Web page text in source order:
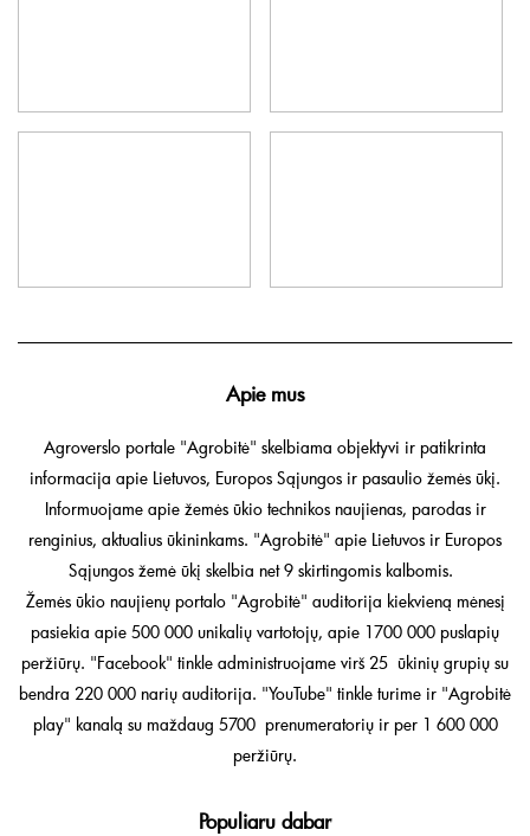
Apie mus
Agroverslo portale "Agrobitė" skelbiama objektyvi ir patikrinta
informacija apie Lietuvos, Europos Sąjungos ir pasaulio žemės ūkį.
Informuojame apie žemės ūkio technikos naujienas, parodas ir
renginius, aktualius ūkininkams. "Agrobitė" apie Lietuvos ir Europos
Sąjungos žemė ūkį skelbia net 9 skirtingomis kalbomis.
Žemės ūkio naujienų portalo "Agrobitė" auditorija kiekvieną mėnesį
pasiekia apie 500 000 unikalių vartotojų, apie 1700 000 puslapių
peržiūrų. "Facebook" tinkle administruojame virš 25 ūkinių grupių su
bendra 220 000 narių auditorija. "YouTube" tinkle turime ir "Agrobitė
play" kanalą su maždaug 5700 prenumeratorių ir per 1 600 000
peržiūrų.
Populiaru dabar